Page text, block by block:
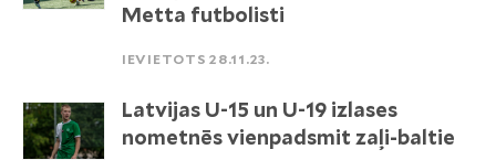
Metta futbolisti
IEVIETOTS 28.11.23.
Latvijas U-15 un U-19 izlases
nometnēs vienpadsmit zaļi-baltie